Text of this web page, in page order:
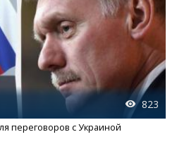
823
переговоров с Украиной